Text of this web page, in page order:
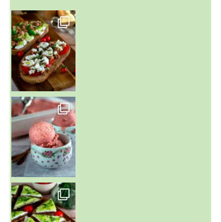
~ NICE CREAM À LA FRAISE ~
Presque un mois que